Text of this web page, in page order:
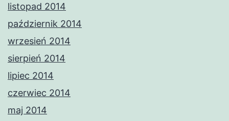
listopad 2014
październik 2014
wrzesień 2014
sierpień 2014
lipiec 2014
czerwiec 2014
maj 2014